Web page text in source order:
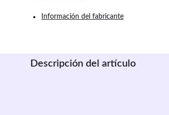
Información del fabricante
Descripción del artículo